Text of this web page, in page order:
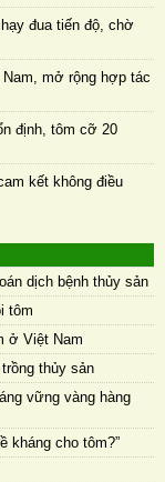
đua tiến độ, chờ
Nam, mở rộng hợp tác
định, tôm cỡ 20
kết không điều
dịch bệnh thủy sản
tôm
ở Việt Nam
thủy sản
vững vàng hàng
kháng cho tôm?”